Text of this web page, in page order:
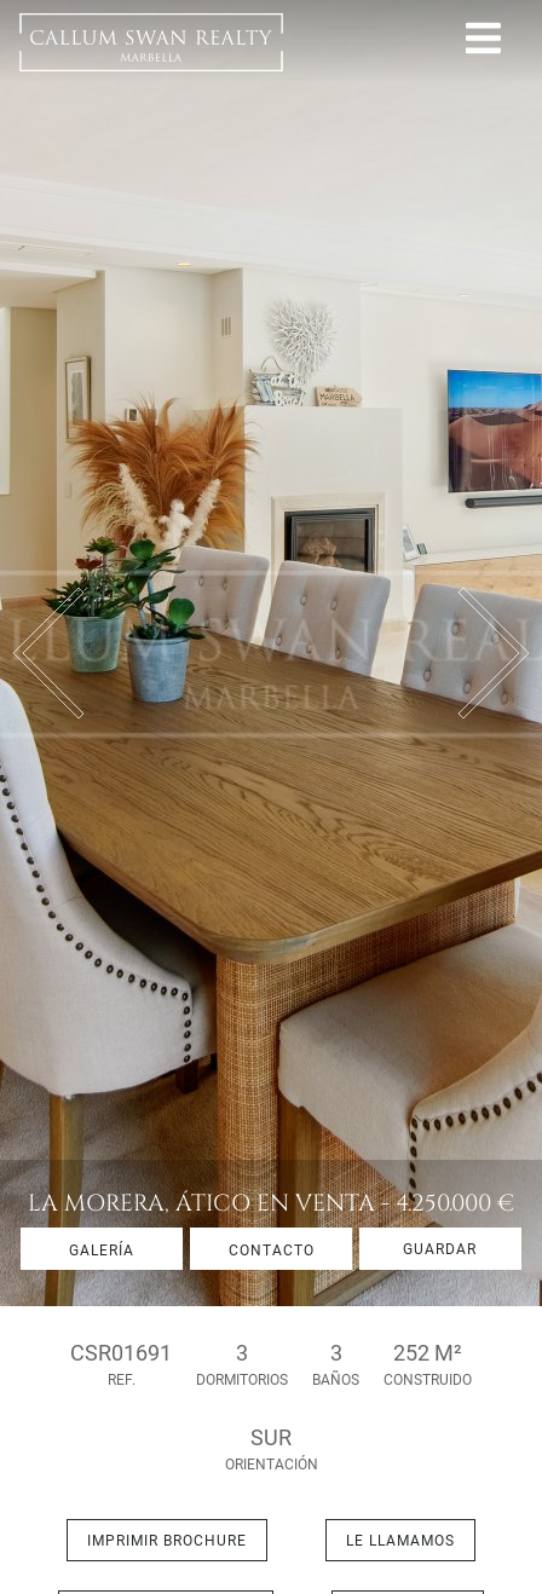
LA MORERA, ÁTICO EN VENTA - 4.250.000 €
GALERÍA CONTACTO GUARDAR
CSR01691
REF.
3
DORMITORIOS
3
BAÑOS
252 M²
CONSTRUIDO
SUR
ORIENTACIÓN
IMPRIMIR BROCHURE LE LLAMAMOS